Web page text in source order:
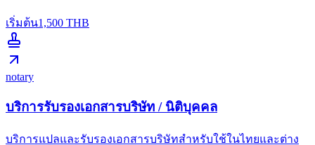
เริ่มต้น1,500 THB
notary
บริการรับรองเอกสารบริษัท / นิติบุคคล
บริการแปลและรับรองเอกสารบริษัทสำหรับใช้ในไทยและต่าง